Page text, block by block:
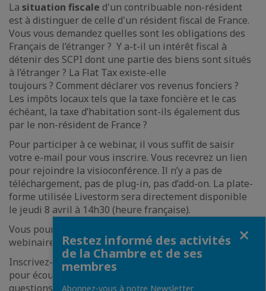
La situation fiscale d'un contribuable non-résident
est à distinguer de celle d'un résident fiscal de France.
Vous vous demandez quelles sont les obligations des
Français de l’étranger ? Y a-t-il un intérêt fiscal à
détenir des SCPI dont une partie des biens sont situés
à l’étranger ? La Flat Tax existe-elle
toujours ? Comment déclarer vos revenus fonciers ?
Les impôts locaux tels que la taxe foncière et le cas
échéant, la taxe d’habitation sont-ils également dus
par le non-résident de France ?
Pour participer à ce webinar, il vous suffit de saisir
votre e-mail pour vous inscrire. Vous recevrez un lien
pour rejoindre la visioconférence. Il n’y a pas de
téléchargement, pas de plug-in, pas d’add-on. La plate-
forme utilisée Livestorm sera directement disponible
le jeudi 8 avril à 14h30 (heure française).
Vous pourrez aussi voir (ou revoir) en replay le
webinaire en étant inscrit.
Inscrivez-vous dès aujourd’hui au webinar « en direct »
pour écouter et échanger avec Patrick JANEL. Posez vos
questions dès aujourd’hui
Restez informé des activités
de la Chambre et de ses
membres
Abonnez-vous à notre Newsletter